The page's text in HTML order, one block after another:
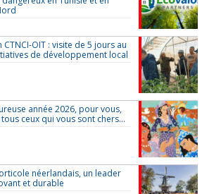
OIT : visite de 5 jours au
de développement local
année 2026, pour vous,
ceux qui vous sont chers…
néerlandais, un leader
et durable